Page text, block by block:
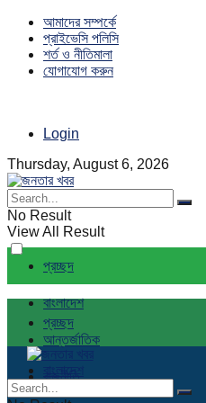
আমাদের সম্পর্কে
প্রাইভেসি পলিসি
শর্ত ও নীতিমালা
যোগাযোগ করুন
Login
Thursday, August 6, 2026
No Result
View All Result
প্রচ্ছদ
বাংলাদেশ
আন্তর্জাতিক
রাজনীতি
প্রচ্ছদ
বাংলাদেশ